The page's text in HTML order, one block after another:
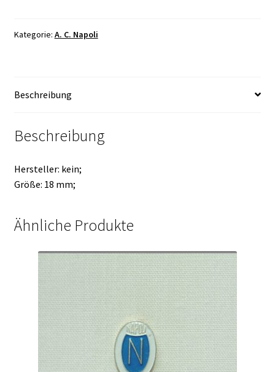
Kategorie: A. C. Napoli
Beschreibung
Beschreibung
Hersteller: kein;
Größe: 18 mm;
Ähnliche Produkte